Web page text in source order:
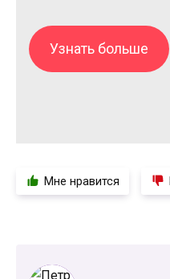
Узнать больше
Мне нравится